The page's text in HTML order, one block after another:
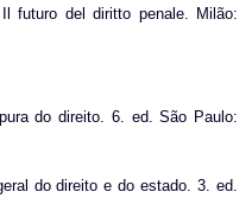
futuro del diritto penale. Milão:
do direito. 6. ed. São Paulo:
do direito e do estado. 3. ed.